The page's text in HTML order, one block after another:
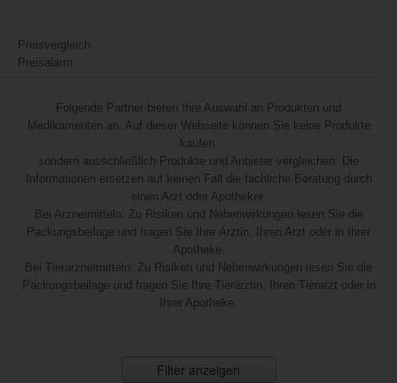
Preisvergleich
Preisalarm
Folgende Partner bieten Ihre Auswahl an Produkten und
Medikamenten an. Auf dieser Webseite können Sie keine Produkte
kaufen,
sondern ausschließlich Produkte und Anbieter vergleichen. Die
Informationen ersetzen auf keinen Fall die fachliche Beratung durch
einen Arzt oder Apotheker.
Bei Arzneimitteln: Zu Risiken und Nebenwirkungen lesen Sie die
Packungsbeilage und fragen Sie Ihre Ärztin, Ihren Arzt oder in Ihrer
Apotheke.
Bei Tierarzneimitteln: Zu Risiken und Nebenwirkungen lesen Sie die
Packungsbeilage und fragen Sie Ihre Tierärztin, Ihren Tierarzt oder in
Ihrer Apotheke.
Filter anzeigen